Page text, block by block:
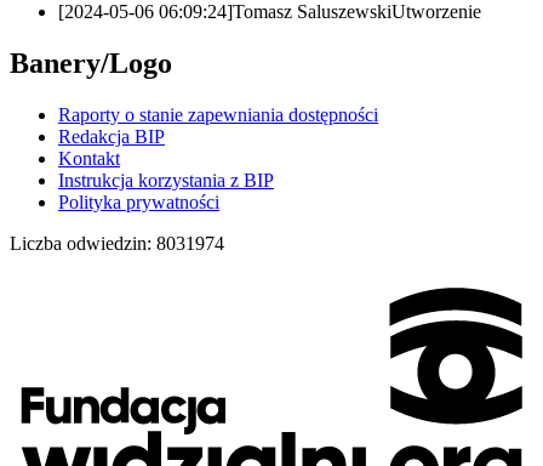
[2024-05-06 06:09:24]Tomasz SaluszewskiUtworzenie
Banery/Logo
Raporty o stanie zapewniania dostępności
Redakcja BIP
Kontakt
Instrukcja korzystania z BIP
Polityka prywatności
Liczba odwiedzin: 8031974